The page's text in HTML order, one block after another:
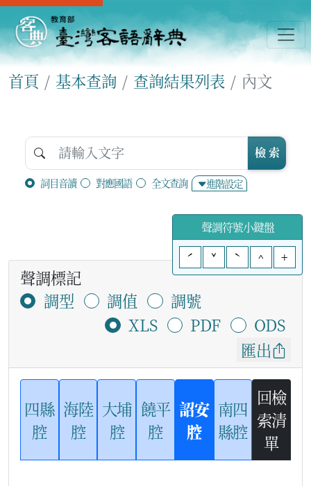
首頁 基本查詢 查詢結果列表 內文
詞目音讀 對應國語 全文查詢 進階設定
檢 索
聲調符號小鍵盤
ˊ
ˇ ˋ ^ +
聲調標記
調型
調值
調號
XLS
PDF
ODS
匯出
四縣
腔
海陸
腔
大埔
腔
饒平
腔
詔安
腔
南四
縣腔
回檢
索清
單